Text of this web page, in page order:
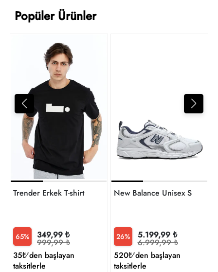
Popüler Ürünler
Trender Erkek T-shirt
65% 349,99 ₺
999,99 ₺
35₺'den başlayan
taksitlerle
New Balance Unisex Sneaker
26% 5.199,99 ₺
6.999,99 ₺
520₺'den başlayan
taksitlerle